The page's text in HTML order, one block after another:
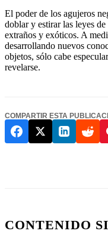
El poder de los agujeros
doblar y estirar las leyes
extraños y exóticos. A
desarrollando nuevos
objetos, sólo cabe
revelarse.
COMPARTIR ESTA
CONTENIDO